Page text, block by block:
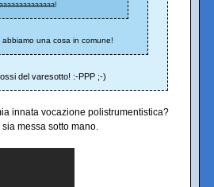
una cosa in comune!
del varesotto! :-PPP ;-)
innata vocazione polistrumentistica?
messa sotto mano.